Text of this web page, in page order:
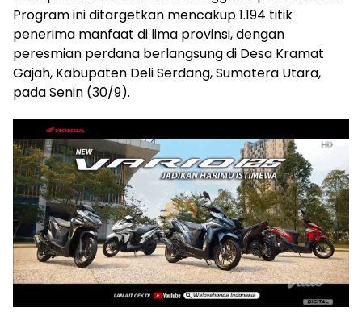
Program ini ditargetkan mencakup 1.194 titik
penerima manfaat di lima provinsi, dengan
peresmian perdana berlangsung di Desa Kramat
Gajah, Kabupaten Deli Serdang, Sumatera Utara,
pada Senin (30/9).